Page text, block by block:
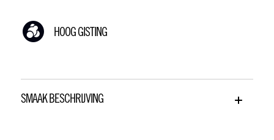
HOOG GISTING
SMAAK BESCHRIJVING